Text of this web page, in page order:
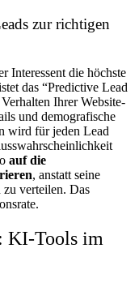
zur richtigen
Interessent die höchste
das “Predictive Lead
Ihrer Website-
und demografische
wird für jeden Lead
auf die
, anstatt seine
verteilen. Das
KI-Tools im